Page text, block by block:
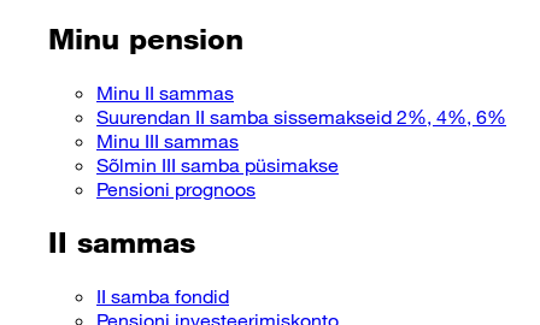
Minu pension
Minu II sammas
Suurendan II samba sissemakseid 2%, 4%, 6%
Minu III sammas
Sõlmin III samba püsimakse
Pensioni prognoos
II sammas
II samba fondid
Pensioni investeerimiskonto